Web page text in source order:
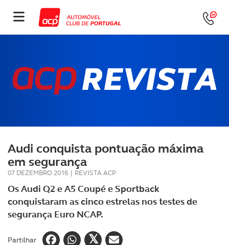
Audi conquista pontuação máxima
em segurança
07 DEZEMBRO 2016 | REVISTA ACP
Os Audi Q2 e A5 Coupé e Sportback
conquistaram as cinco estrelas nos testes de
segurança Euro NCAP.
Partilhar